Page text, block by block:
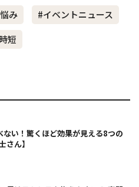
み
#イベントニュース
短
ない！驚くほど効果が見える8つの
さん】